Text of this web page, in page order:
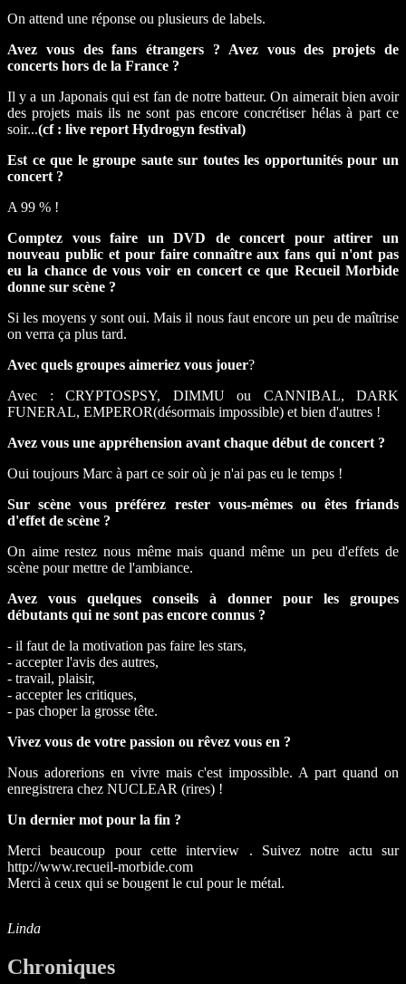
On attend une réponse ou plusieurs de labels.
Avez vous des fans étrangers ? Avez vous des projets de
concerts hors de la France ?
Il y a un Japonais qui est fan de notre batteur. On aimerait bien avoir
des projets mais ils ne sont pas encore concrétiser hélas à part ce
soir...(cf : live report Hydrogyn festival)
Est ce que le groupe saute sur toutes les opportunités pour un
concert ?
A 99 % !
Comptez vous faire un DVD de concert pour attirer un
nouveau public et pour faire connaître aux fans qui n'ont pas
eu la chance de vous voir en concert ce que Recueil Morbide
donne sur scène ?
Si les moyens y sont oui. Mais il nous faut encore un peu de maîtrise
on verra ça plus tard.
Avec quels groupes aimeriez vous jouer?
Avec : CRYPTOSPSY, DIMMU ou CANNIBAL, DARK
FUNERAL, EMPEROR(désormais impossible) et bien d'autres !
Avez vous une appréhension avant chaque début de concert ?
Oui toujours Marc à part ce soir où je n'ai pas eu le temps !
Sur scène vous préférez rester vous-mêmes ou êtes friands
d'effet de scène ?
On aime restez nous même mais quand même un peu d'effets de
scène pour mettre de l'ambiance.
Avez vous quelques conseils à donner pour les groupes
débutants qui ne sont pas encore connus ?
- il faut de la motivation pas faire les stars,
- accepter l'avis des autres,
- travail, plaisir,
- accepter les critiques,
- pas choper la grosse tête.
Vivez vous de votre passion ou rêvez vous en ?
Nous adorerions en vivre mais c'est impossible. A part quand on
enregistrera chez NUCLEAR (rires) !
Un dernier mot pour la fin ?
Merci beaucoup pour cette interview . Suivez notre actu sur
http://www.recueil-morbide.com
Merci à ceux qui se bougent le cul pour le métal.
Linda
Chroniques